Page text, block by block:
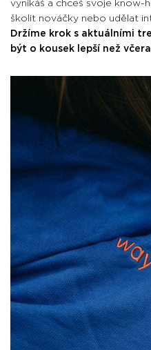
vynikáš a chceš svoje know-
školit nováčky nebo udělat
Držíme krok s aktuálními
být o kousek lepší než